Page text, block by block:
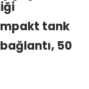
tank
50